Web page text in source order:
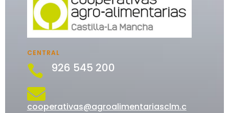
CENTRAL
 926 545 200

cooperativas@agroalimentariasclm.c